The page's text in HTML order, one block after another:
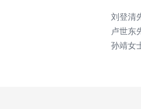
刘登清
卢世东
孙靖女